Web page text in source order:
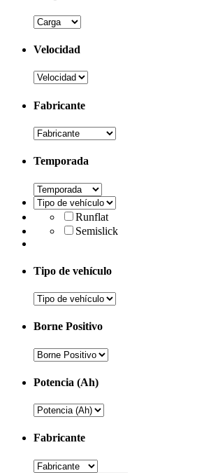
Velocidad
Fabricante
Temporada
Runflat
Semislick
Tipo de vehículo
Borne Positivo
Potencia (Ah)
Fabricante